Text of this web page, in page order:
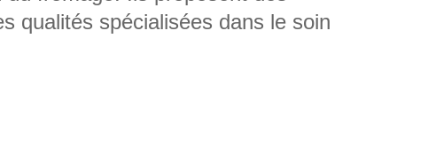
qualités spécialisées dans le soin